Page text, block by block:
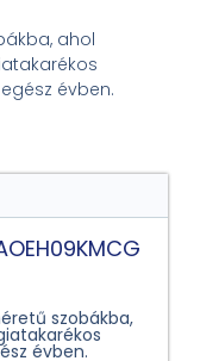
ahol
évben.
szobákba,
évben.